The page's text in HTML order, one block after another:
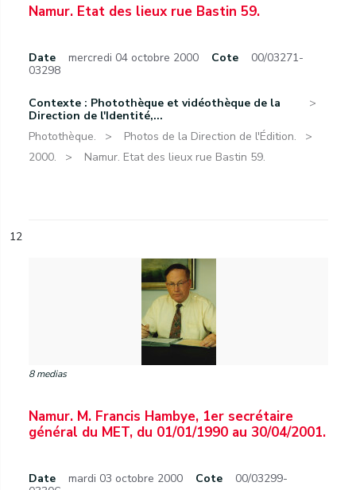
Namur. Etat des lieux rue Bastin 59.
Date mercredi 04 octobre 2000 Cote
00/03271-
03298
Contexte : Photothèque et vidéothèque de la
Direction de l'Identité,...
Photothèque.
Photos de la Direction de l'Édition.
2000.
Namur. Etat des lieux rue Bastin 59.
12
8 medias
Namur. M. Francis Hambye, 1er secrétaire
général du MET, du 01/01/1990 au 30/04/2001.
Date mardi 03 octobre 2000 Cote
00/03299-